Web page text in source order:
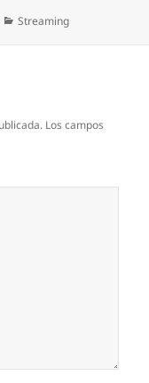
Categorías
Streaming
Los campos